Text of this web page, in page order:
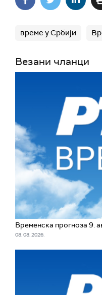
време у Србији
Везани чланци
Временска прогноза 9.
08. 08. 2026.